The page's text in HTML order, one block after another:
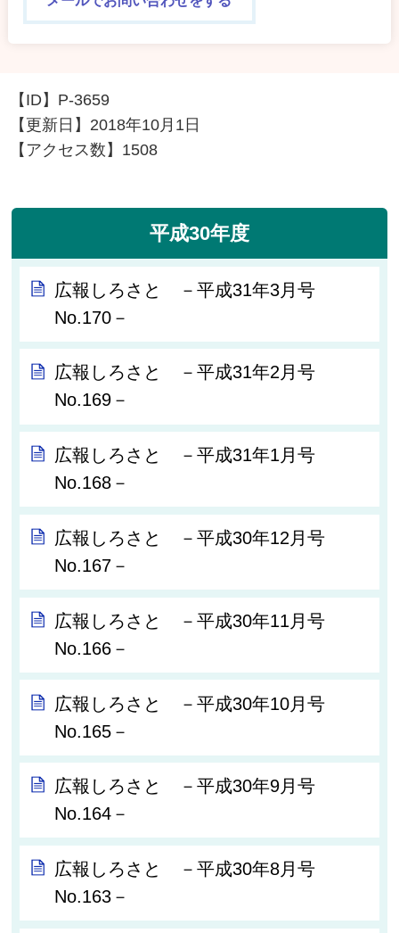
【ID】 P-3659
【更新日】 2018年10月1日
【アクセス数】 1508
平成30年度
広報しろさと －平成31年3月号
No.170－
広報しろさと －平成31年2月号
No.169－
広報しろさと －平成31年1月号
No.168－
広報しろさと －平成30年12月号
No.167－
広報しろさと －平成30年11月号
No.166－
広報しろさと －平成30年10月号
No.165－
広報しろさと －平成30年9月号
No.164－
広報しろさと －平成30年8月号
No.163－